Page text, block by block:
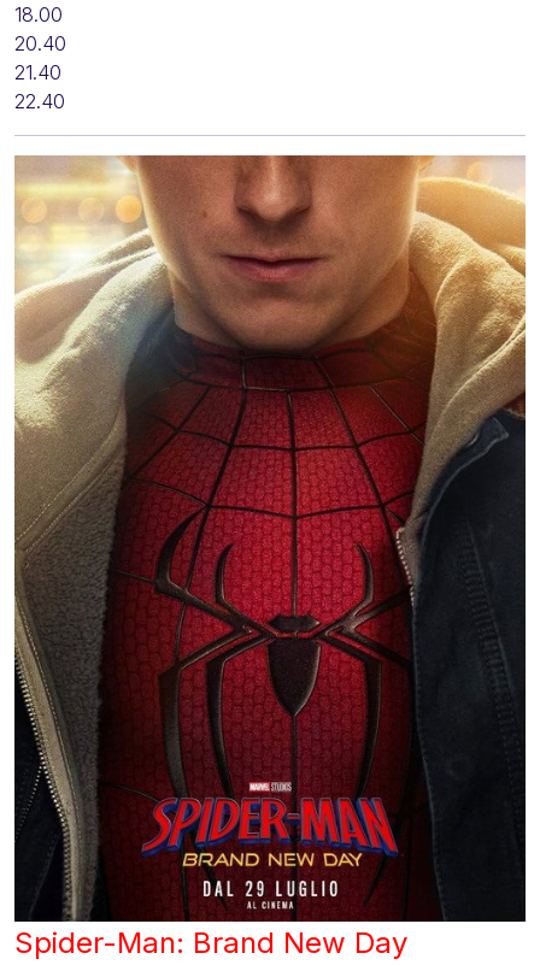
18.00
20.40
21.40
22.40
Spider-Man: Brand New Day